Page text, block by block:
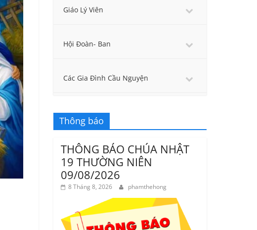
Giáo Lý Viên
Hội Đoàn- Ban
Các Gia Đình Cầu Nguyện
Thông báo
THÔNG BÁO CHÚA NHẬT
19 THƯỜNG NIÊN
09/08/2026
8 Tháng 8, 2026 phamthehong